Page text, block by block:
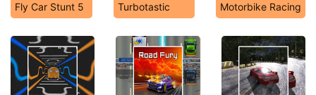
Fly Car Stunt 5 Turbotastic Motorbike Racing